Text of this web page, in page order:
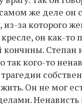
же деле он
за которого
он как-то
кончины. Степан
так кого-то
Он не мог